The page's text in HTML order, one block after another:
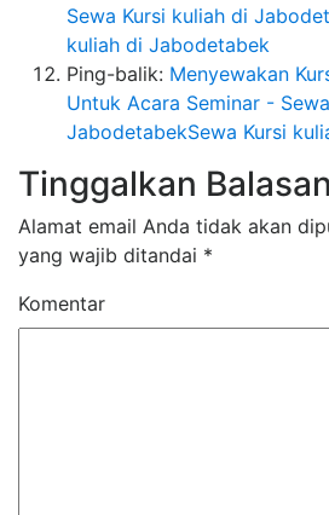
Sewa Kursi kuliah di
kuliah di Jabodetabek
Ping-balik: Menyewakan
Untuk Acara Seminar -
JabodetabekSewa Kursi
Tinggalkan Balasan
Alamat email Anda tidak akan
yang wajib ditandai *
Komentar